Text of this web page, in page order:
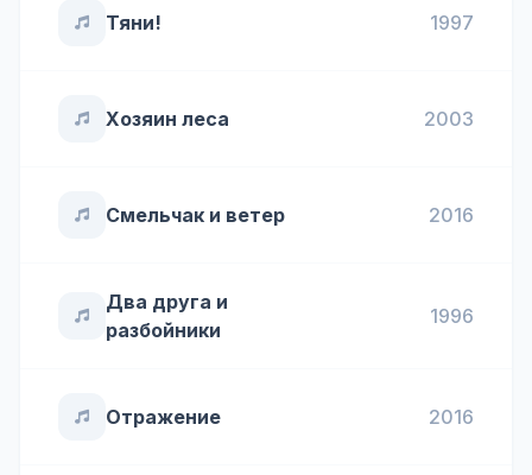
Тяни! 1997
Хозяин леса 2003
Смельчак и ветер 2016
Два друга и
разбойники
1996
Отражение 2016